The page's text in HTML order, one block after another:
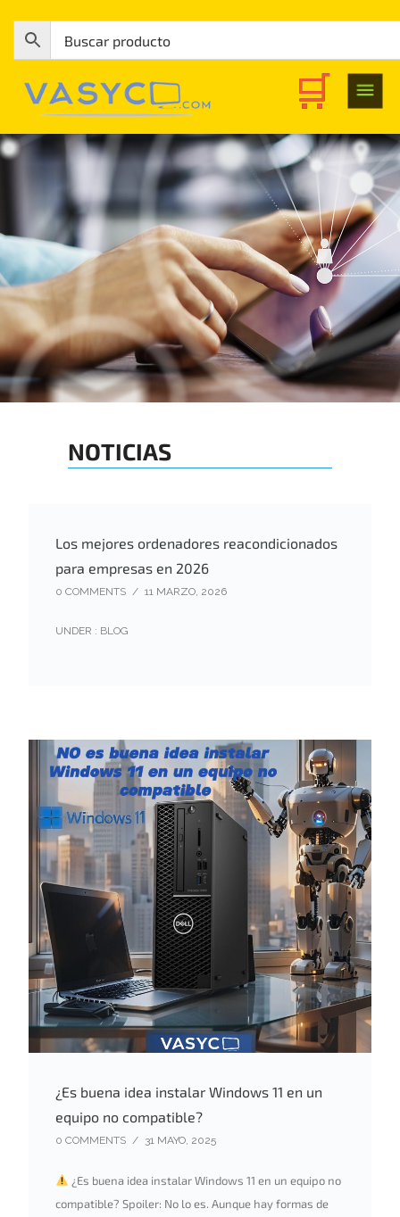
NOTICIAS
Los mejores ordenadores reacondicionados
para empresas en 2026
0 COMMENTS / 11 MARZO, 2026
UNDER : BLOG
¿Es buena idea instalar Windows 11 en un
equipo no compatible?
0 COMMENTS / 31 MAYO, 2025
¿Es buena idea instalar Windows 11 en un equipo no
compatible? Spoiler: No lo es. Aunque hay formas de